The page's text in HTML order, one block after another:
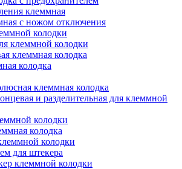
клеммная
с ножом отключения
колодки
клеммной колодки
клеммная колодка
колодка
клеммная колодка
и разделительная для клеммной
колодки
колодка
колодки
для штекера
клеммной колодки